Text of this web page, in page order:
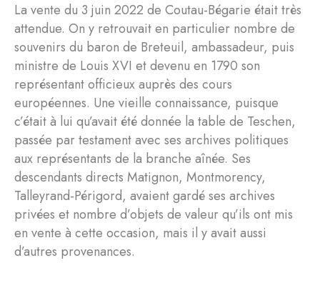
La vente du 3 juin 2022 de Coutau-Bégarie était très
attendue. On y retrouvait en particulier nombre de
souvenirs du baron de Breteuil, ambassadeur, puis
ministre de Louis XVI et devenu en 1790 son
représentant officieux auprès des cours
européennes. Une vieille connaissance, puisque
c’était à lui qu’avait été donnée la table de Teschen,
passée par testament avec ses archives politiques
aux représentants de la branche aînée. Ses
descendants directs Matignon, Montmorency,
Talleyrand-Périgord, avaient gardé ses archives
privées et nombre d’objets de valeur qu’ils ont mis
en vente à cette occasion, mais il y avait aussi
d’autres provenances.